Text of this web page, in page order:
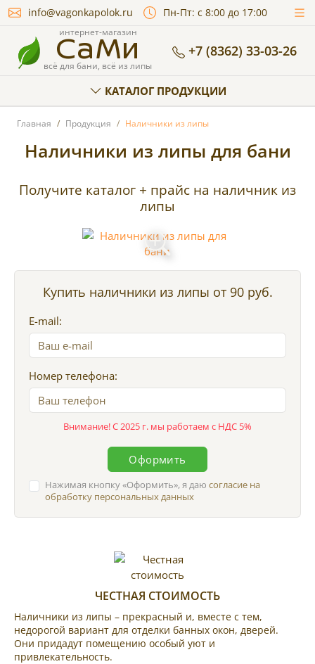
info@vagonkapolok.ru Пн-Пт: с 8:00 до 17:00
интернет-магазин
СаМи
всё для бани, всё из липы
+7 (8362) 33-03-26
КАТАЛОГ ПРОДУКЦИИ
Главная Продукция Наличники из липы
Наличники из липы для бани
Получите каталог + прайс на наличник из
липы
Купить наличники из липы от 90 руб.
E-mail:
Номер телефона:
Внимание! С 2025 г. мы работаем с НДС 5%
Оформить
Нажимая кнопку Оформить , я даюсогласие на
обработку персональных данных
ЧЕСТНАЯ СТОИМОСТЬ
Наличники из липы – прекрасный и, вместе с тем,
недорогой вариант для отделки банных окон, дверей.
Они придадут помещению особый уют и
привлекательность.